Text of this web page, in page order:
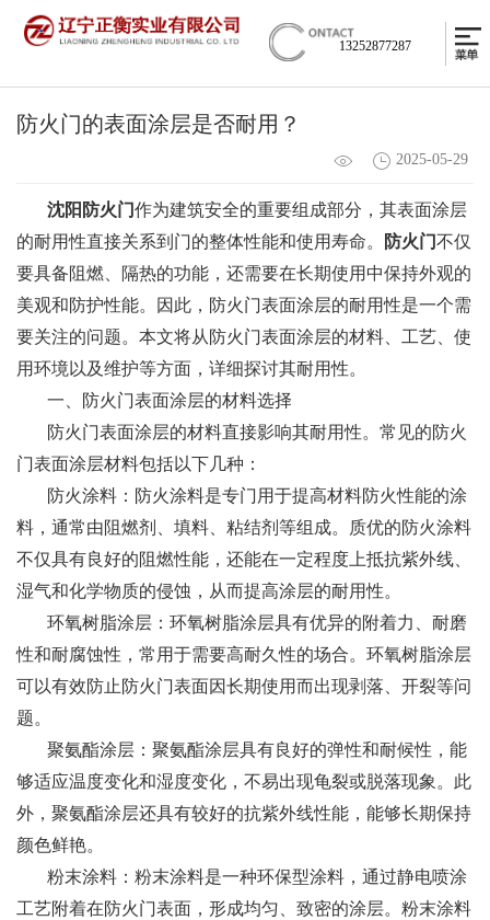
13252877287
防火门的表面涂层是否耐用？
2025-05-29
沈阳防火门作为建筑安全的重要组成部分，其表面涂层
的耐用性直接关系到门的整体性能和使用寿命。
防火门不仅
要具备阻燃、隔热的功能，还需要在长期使用中保持外观的
美观和防护性能。因此，防火门表面涂层的耐用性是一个需
要关注的问题。本文将从防火门表面涂层的材料、工艺、使
用环境以及维护等方面，详细探讨其耐用性。
一、防火门表面涂层的材料选择
防火门表面涂层的材料直接影响其耐用性。常见的防火
门表面涂层材料包括以下几种：
防火涂料：防火涂料是专门用于提高材料防火性能的涂
料，通常由阻燃剂、填料、粘结剂等组成。质优的防火涂料
不仅具有良好的阻燃性能，还能在一定程度上抵抗紫外线、
湿气和化学物质的侵蚀，从而提高涂层的耐用性。
环氧树脂涂层：环氧树脂涂层具有优异的附着力、耐磨
性和耐腐蚀性，常用于需要高耐久性的场合。环氧树脂涂层
可以有效防止防火门表面因长期使用而出现剥落、开裂等问
题。
聚氨酯涂层：聚氨酯涂层具有良好的弹性和耐候性，能
够适应温度变化和湿度变化，不易出现龟裂或脱落现象。此
外，聚氨酯涂层还具有较好的抗紫外线性能，能够长期保持
颜色鲜艳。
粉末涂料：粉末涂料是一种环保型涂料，通过静电喷涂
工艺附着在防火门表面，形成均匀、致密的涂层。粉末涂料